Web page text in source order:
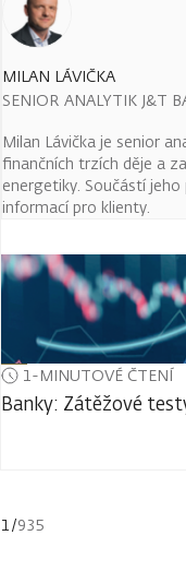
MILAN LÁVIČKA
SENIOR ANALYTIK J&T
Milan Lávička je senior
finančních trzích děje a
energetiky. Součástí
informací pro klienty.
1-MINUTOVÉ ČTENÍ
Banky: Zátěžové
1/935